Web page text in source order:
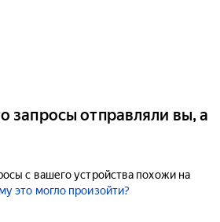
запросы отправляли вы, а
с вашего устройства похожи на
это могло произойти?